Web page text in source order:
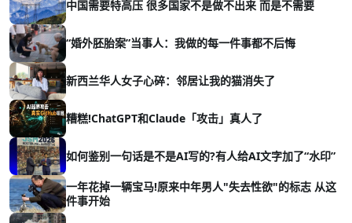
中国需要特高压 很多国家不是做不出来 而是不需要
“婚外胚胎案”当事人：我做的每一件事都不后悔
新西兰华人女子心碎：邻居让我的猫消失了
糟糕!ChatGPT和Claude「攻击」真人了
如何鉴别一句话是不是AI写的?有人给AI文字加了“水印”
一年花掉一辆宝马!原来中年男人"失去性欲"的标志 从这
件事开始